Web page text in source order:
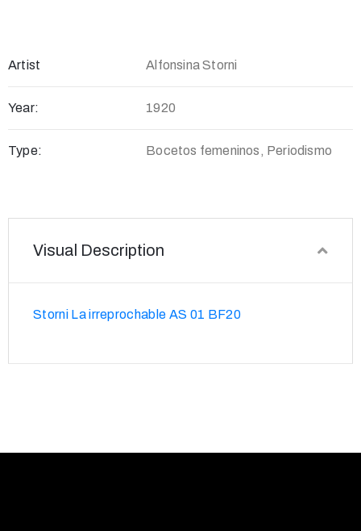
Artist Alfonsina Storni
Year: 1920
Type: Bocetos femeninos, Periodismo
Visual Description
Storni La irreprochable AS 01 BF20